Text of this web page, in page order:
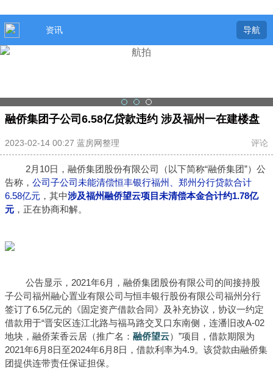
资讯 导航
融侨集团子公司6.58亿贷款违约 涉及福州一在建楼盘
2023-02-14 00:27 蓝房网整理 评论
2月10日，融侨集团股份有限公司（以下简称“融侨集团”）公
告称， 公司子公司未能清偿恒丰银行福州、郑州分行贷款合计
6.58亿元 ，其中涉及福州融侨望云项目未清偿本金合计约1.78亿
元 ，正在协商和解。
公告显示，2021年6月，融侨集团股份有限公司的间接持股
子公司福州融心置业有限公司与恒丰银行股份有限公司福州分行
签订了6.5亿元的《固定资产借款合同》及补充协议，协议一约定
借款用于“晋安区连江北路与福马路交叉口东南侧，连潘旧改A-02
地块，融侨茉香云居（推广名： 融侨望云）”项目，借款期限为
2021年6月8日至2024年6月8日，借款利率为4.9。该贷款由融侨集
团提供连带责任保证担保。